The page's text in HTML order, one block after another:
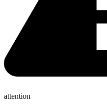
attention